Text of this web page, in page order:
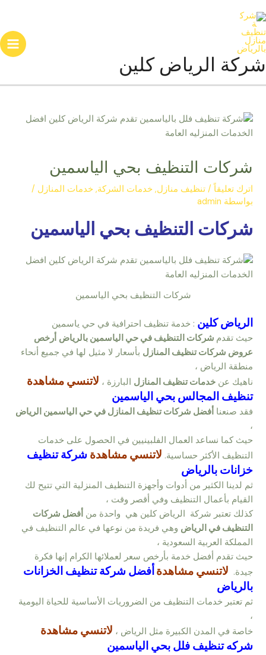
إلى
المحتوى
شركة الرياض كلين
شركات التنظيف بحي الياسمين
اترك تعليقاً /تنظيف منازل, خدمات الشركة, خدمات المنازل /
بواسطة admin
شركات التنظيف بحي الياسمين
شركات التنظيف بحي الياسمين
الرياض كلين : خدمة تنظيف احترافية في حي ياسمين
حيث تقدم شركات التنظيف في حي الياسمين بالرياض أرخص
عروض شركات تنظيف المنازل بأسعار لا مثيل لها في جميع أنحاء
منطقة الرياض ،
ناهيك عنخدمات تنظيف المنازل البارزة ، لاتنسي مشاهدة
تنظيف المجالس بحي الياسمين
فقد صنعناأفضل شركات تنظيف المنازل في حي الياسمين الرياض
،
حيث كما نساعد العمال الفلبينيين في الحصول على خدمات
التنظيف الأكثر حساسية. لاتنسي مشاهدة شركة تنظيف
خزانات بالرياض
ثم لدينا الكثير من أدوات وأجهزة التنظيف المنزلية التي تتيح لك
القيام بأعمال التنظيف وفي أقصر وقت ،
كذلك تعتبر شركة الرياض كلين هي واحدة منأفضل شركات
التنظيف في الرياض وهي فريدة من نوعها في عالم التنظيف في
المملكة العربية السعودية ،
حيث تقدم أفضل خدمة بأرخص سعر لعملائها الكرام إنها فكرة
جيدة. لاتنسي مشاهدةأفضل شركة تنظيف الخزانات
بالرياض
ثم تعتبر خدمات التنظيف من الضروريات الأساسية للحياة اليومية
،
خاصة في المدن الكبيرة مثل الرياض ، لاتنسي مشاهدة
شركه تنظيف فلل بحي الياسمين